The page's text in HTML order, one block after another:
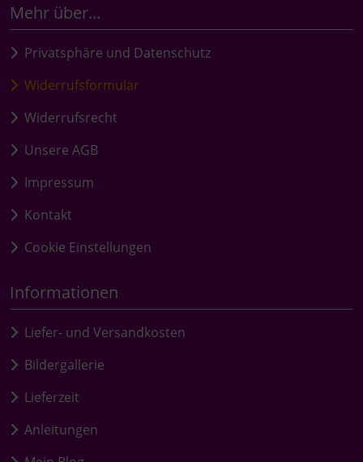
Mehr über...
Privatsphäre und Datenschutz
Widerrufsformular
Widerrufsrecht
Unsere AGB
Impressum
Kontakt
Cookie Einstellungen
Informationen
Liefer- und Versandkosten
Bildergallerie
Lieferzeit
Anleitungen